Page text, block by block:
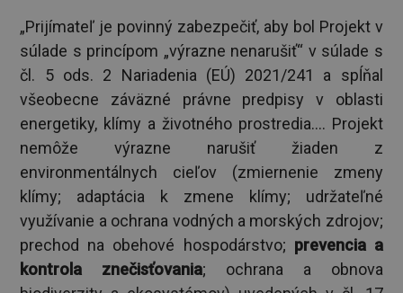
„Prijímateľ je povinný zabezpečiť, aby bol Projekt v
súlade s princípom „výrazne nenarušiť“ v súlade s
čl. 5 ods. 2 Nariadenia (EÚ) 2021/241 a spĺňal
všeobecne záväzné právne predpisy v oblasti
energetiky, klímy a životného prostredia.... Projekt
nemôže výrazne narušiť žiaden z
environmentálnych cieľov (zmiernenie zmeny
klímy; adaptácia k zmene klímy; udržateľné
využívanie a ochrana vodných a morských zdrojov;
prechod na obehové hospodárstvo; prevencia a
kontrola znečisťovania; ochrana a obnova